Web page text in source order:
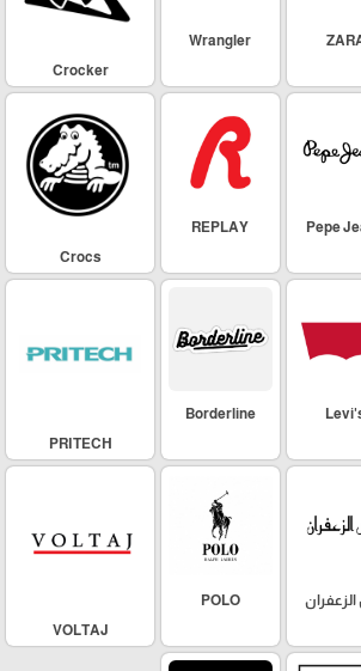
Wrangler
Crocker
Pepe
REPLAY
Crocs
Borderline
PRITECH
POLO
VOLTAJ